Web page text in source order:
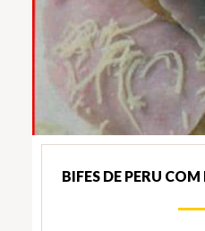
BIFES DE PERU